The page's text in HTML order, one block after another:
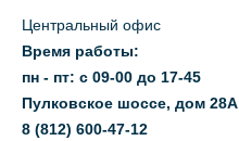
Центральный офис
Время работы:
пн - пт: с 09-00 до 17-45
Пулковское шоссе, дом 28А
8 (812) 600-47-12